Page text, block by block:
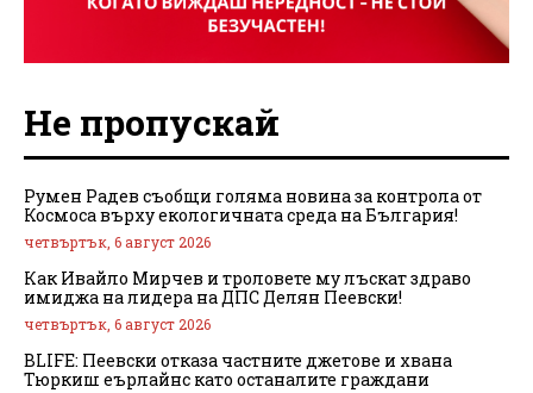
Не пропускай
Румен Радев съобщи голяма новина за контрола от
Космоса върху екологичната среда на България!
четвъртък, 6 август 2026
Как Ивайло Мирчев и троловете му лъскат здраво
имиджа на лидера на ДПС Делян Пеевски!
четвъртък, 6 август 2026
BLIFE: Пеевски отказа частните джетове и хвана
Тюркиш еърлайнс като останалите граждани